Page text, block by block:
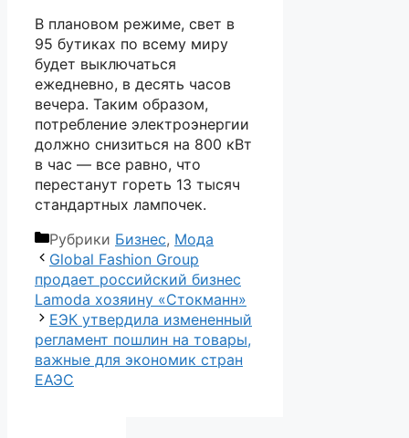
В плановом режиме, свет в
95 бутиках по всему миру
будет выключаться
ежедневно, в десять часов
вечера. Таким образом,
потребление электроэнергии
должно снизиться на 800 кВт
в час — все равно, что
перестанут гореть 13 тысяч
стандартных лампочек.
Рубрики Бизнес, Мода
Global Fashion Group
продает российский бизнес
Lamoda хозяину «Стокманн»
ЕЭК утвердила измененный
регламент пошлин на товары,
важные для экономик стран
ЕАЭС